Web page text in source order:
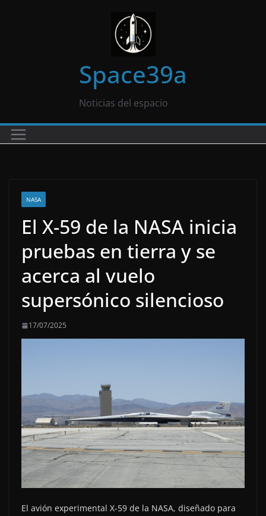
Space39a
Noticias del espacio
NASA
El X-59 de la NASA inicia
pruebas en tierra y se
acerca al vuelo
supersónico silencioso
17/07/2025
El avión experimental X-59 de la NASA, diseñado para